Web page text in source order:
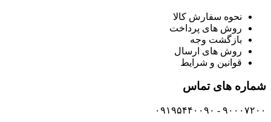
نحوه سفارش کالا
روش های پرداخت
بازگشت وجه
روش های ارسال
قوانین و شرایط
شماره های تماس
۹۰۰۰۷۲۰۰ - ۰۹۱۹۵۴۴۰۰۹۰